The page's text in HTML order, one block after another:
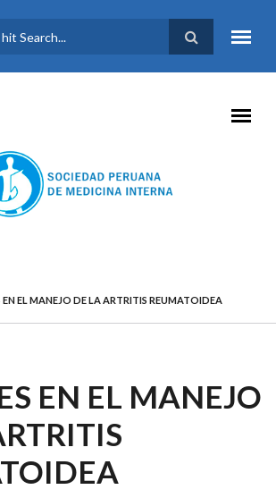
DE
EN EL MANEJO DE LA ARTRITIS REUMATOIDEA
EN EL MANEJO